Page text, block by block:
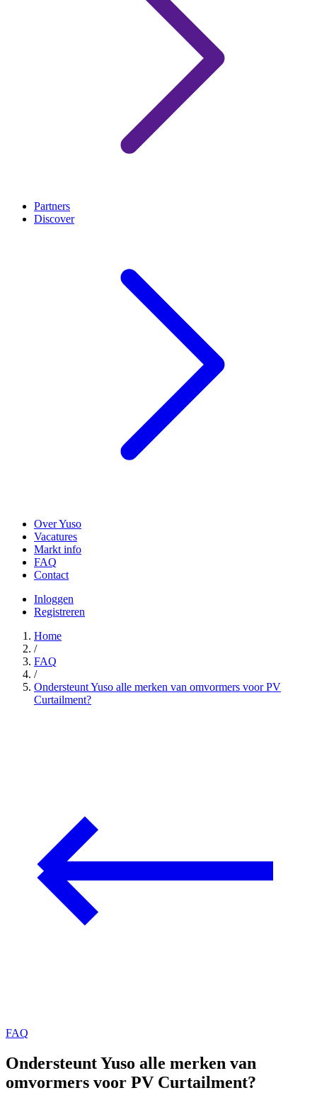
Partners
Discover
Over Yuso
Vacatures
Markt info
FAQ
Contact
Inloggen
Registreren
Home
/
FAQ
/
Ondersteunt Yuso alle merken van omvormers voor PV
Curtailment?
FAQ
Ondersteunt Yuso alle merken van
omvormers voor PV Curtailment?